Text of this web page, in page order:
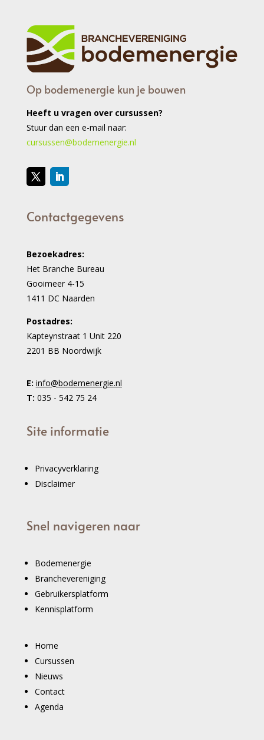
Op bodemenergie kun je bouwen
Heeft u vragen over cursussen?
Stuur dan een e-mail naar:
cursussen@bodemenergie.nl
Contactgegevens
Bezoekadres:
Het Branche Bureau
Gooimeer 4-15
1411 DC Naarden
Postadres:
Kapteynstraat 1 Unit 220
2201 BB Noordwijk
E: info@bodemenergie.nl
T: 035 - 542 75 24
Site informatie
Privacyverklaring
Disclaimer
Snel navigeren naar
Bodemenergie
Branchevereniging
Gebruikersplatform
Kennisplatform
Home
Cursussen
Nieuws
Contact
Agenda